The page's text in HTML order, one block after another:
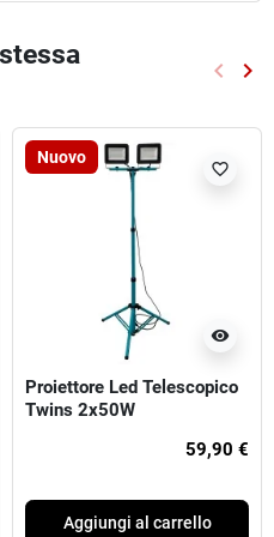
keyboard_arrow_left keyboard_arrow_right
Nuovo
visibility
favorite_border
Proiettore Led Telescopico
Twins 2x50W
59,90 €
Aggiungi al carrello